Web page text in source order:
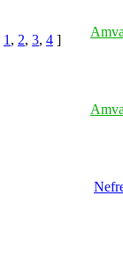
1 , 2, 3, 4 ]